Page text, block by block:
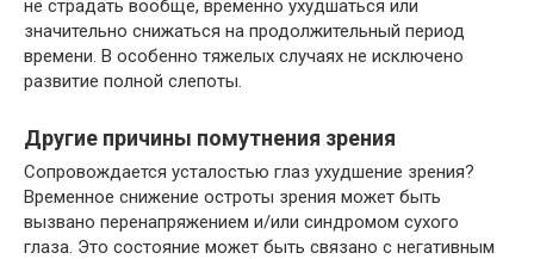
не страдать вообще, временно ухудшаться или
значительно снижаться на продолжительный период
времени. В особенно тяжелых случаях не исключено
развитие полной слепоты.
Другие причины помутнения зрения
Сопровождается усталостью глаз ухудшение зрения?
Временное снижение остроты зрения может быть
вызвано перенапряжением и/или синдромом сухого
глаза. Это состояние может быть связано с негативным